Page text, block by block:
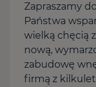
Zapraszamy
Państwa
wielką chęcią
nową,
zabudowę
firmą z